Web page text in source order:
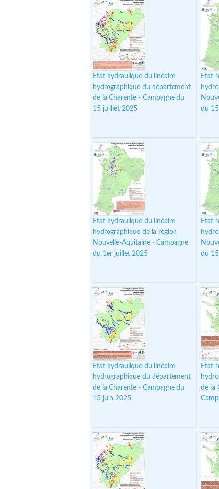
Etat hydraulique du linéaire
hydrographique du département
de la Charente - Campagne du
15 juilliet 2025
Etat
du
Etat hydraulique du linéaire
hydrographique de la région
Nouvelle-Aquitaine - Campagne
du 1er juillet 2025
Etat
du
Etat hydraulique du linéaire
hydrographique du département
de la Charente - Campagne du
15 juin 2025
Etat
de la